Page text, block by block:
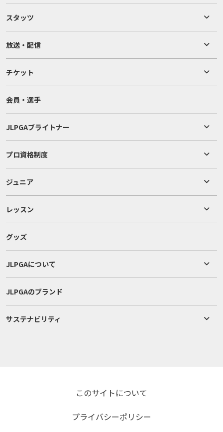
スタッツ
放送・配信
チケット
会員・選手
JLPGAブライトナー
プロ資格制度
ジュニア
レッスン
グッズ
JLPGAについて
JLPGAのブランド
サステナビリティ
このサイトについて
プライバシーポリシー